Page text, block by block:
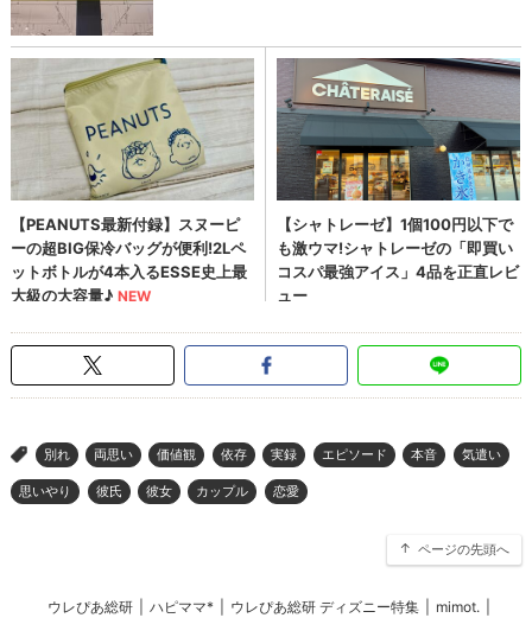
> 別れ 両思い 価値観 依存 実録 エピソード 本音 気遣い
思いやり 彼氏 彼女 カップル 恋愛
ページの先頭へ
ウレぴあ総研 ハピママ* ウレぴあ総研 ディズニー特集 mimot.